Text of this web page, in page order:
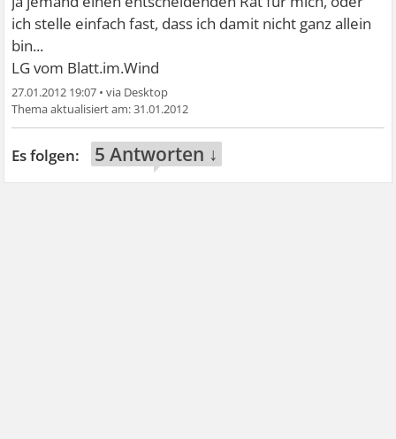
ich stelle einfach fast, dass ich damit nicht ganz allein
bin...
LG vom Blatt.im.Wind
27.01.2012 19:07 •
31.01.2012
5 Antworten ↓